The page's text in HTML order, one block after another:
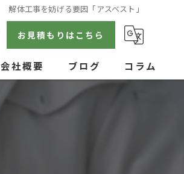
解体工事を妨げる要因「アスベスト」
お見積もりはこちら
会社概要 ブログ コラム